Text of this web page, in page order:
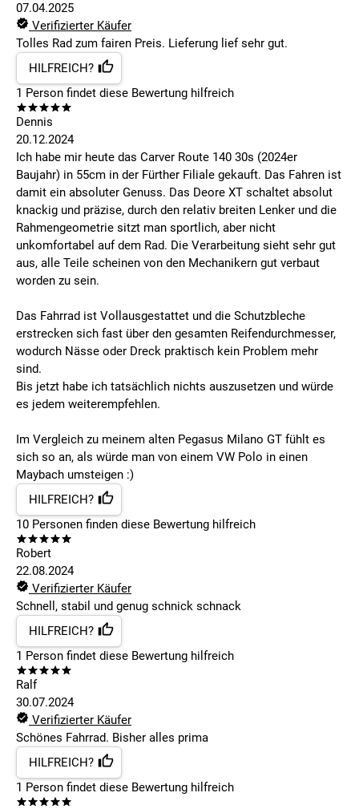
07.04.2025
Verifizierter Käufer
Tolles Rad zum fairen Preis. Lieferung lief sehr gut.
HILFREICH?
1 Person findet diese Bewertung hilfreich
Dennis
20.12.2024
Ich habe mir heute das Carver Route 140 30s (2024er
Baujahr) in 55cm in der Fürther Filiale gekauft. Das Fahren ist
damit ein absoluter Genuss. Das Deore XT schaltet absolut
knackig und präzise, durch den relativ breiten Lenker und die
Rahmengeometrie sitzt man sportlich, aber nicht
unkomfortabel auf dem Rad. Die Verarbeitung sieht sehr gut
aus, alle Teile scheinen von den Mechanikern gut verbaut
worden zu sein.
Das Fahrrad ist Vollausgestattet und die Schutzbleche
erstrecken sich fast über den gesamten Reifendurchmesser,
wodurch Nässe oder Dreck praktisch kein Problem mehr
sind.
Bis jetzt habe ich tatsächlich nichts auszusetzen und würde
es jedem weiterempfehlen.
Im Vergleich zu meinem alten Pegasus Milano GT fühlt es
sich so an, als würde man von einem VW Polo in einen
Maybach umsteigen :)
HILFREICH?
10 Personen finden diese Bewertung hilfreich
Robert
22.08.2024
Verifizierter Käufer
Schnell, stabil und genug schnick schnack
HILFREICH?
1 Person findet diese Bewertung hilfreich
Ralf
30.07.2024
Verifizierter Käufer
Schönes Fahrrad. Bisher alles prima
HILFREICH?
1 Person findet diese Bewertung hilfreich